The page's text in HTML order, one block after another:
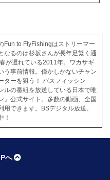
Fun to FlyFishingはストリーマー
なるのは杉坂さんが長年足繁く通
が遅れている2011年。ワカサギ
う事前情報。僅かしかないチャン
ターを狙う！ バスフィッシン
ルの番組を放送している日本で唯
』公式サイト。多数の動画、全国
できます。BSデジタル放送、
！
へ